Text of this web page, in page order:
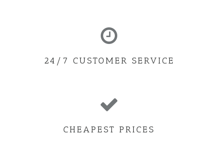
24/7 CUSTOMER SERVICE
CHEAPEST PRICES